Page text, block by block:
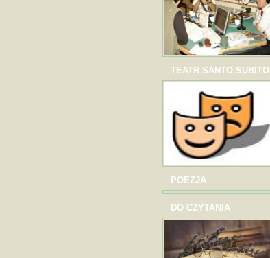
TEATR SANTO SUBITO
POEZJA
DO CZYTANIA